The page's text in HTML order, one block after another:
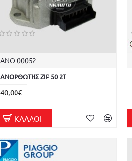
ΑΝΟ-00052
ΑΝΟΡΘΩΤΗΣ ZIP 50 2T
40,00€
ΚΑΛΆΘΙ